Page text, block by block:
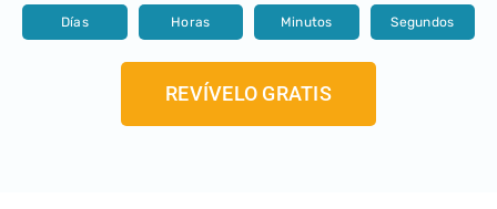
Días Horas Minutos Segundos
REVÍVELO GRATIS